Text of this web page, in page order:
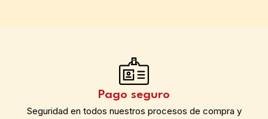
Pago seguro
Seguridad en todos nuestros procesos de compra y